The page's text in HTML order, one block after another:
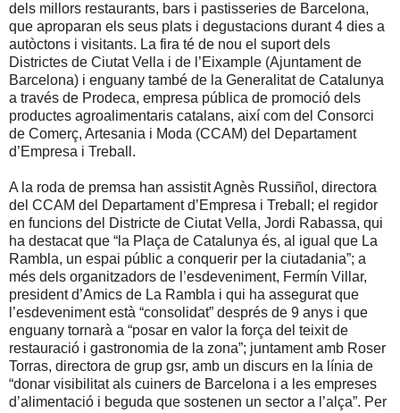
dels millors restaurants, bars i pastisseries de Barcelona,
que aproparan els seus plats i degustacions durant 4 dies a
autòctons i visitants. La fira té de nou el suport dels
Districtes de Ciutat Vella i de l’Eixample (Ajuntament de
Barcelona) i enguany també de la Generalitat de Catalunya
a través de Prodeca, empresa pública de promoció dels
productes agroalimentaris catalans, així com del Consorci
de Comerç, Artesania i Moda (CCAM) del Departament
d’Empresa i Treball.
A la roda de premsa han assistit Agnès Russiñol, directora
del CCAM del Departament d’Empresa i Treball; el regidor
en funcions del Districte de Ciutat Vella, Jordi Rabassa, qui
ha destacat que “la Plaça de Catalunya és, al igual que La
Rambla, un espai públic a conquerir per la ciutadania”; a
més dels organitzadors de l’esdeveniment, Fermín Villar,
president d’Amics de La Rambla i qui ha assegurat que
l’esdeveniment està “consolidat” després de 9 anys i que
enguany tornarà a “posar en valor la força del teixit de
restauració i gastronomia de la zona”; juntament amb Roser
Torras, directora de grup gsr, amb un discurs en la línia de
“donar visibilitat als cuiners de Barcelona i a les empreses
d’alimentació i beguda que sostenen un sector a l’alça”. Per